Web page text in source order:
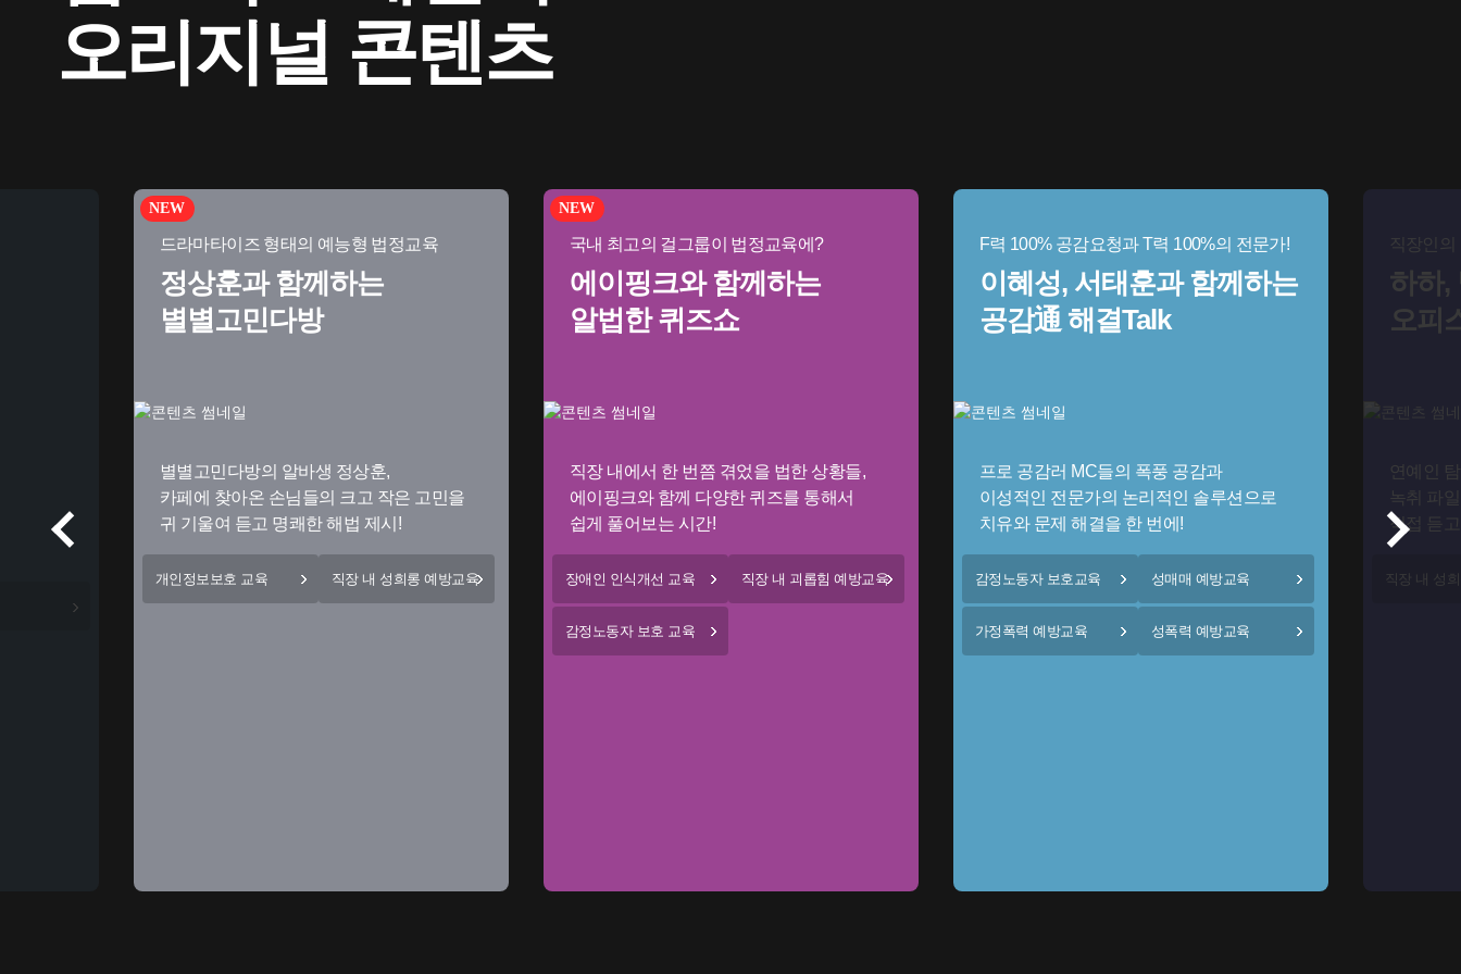
오리지널 콘텐츠
NEW
드라마타이즈 형태의 예능형 법정교육
정상훈과 함께하는
별별고민다방
별별고민다방의 알바생 정상훈,
카페에 찾아온 손님들의 크고 작은 고민을
귀 기울여 듣고 명쾌한 해법 제시!
개인정보보호 교육 직장 내 성희롱 예방교육
NEW
국내 최고의 걸그룹이 법정교육에?
에이핑크와 함께하는
알법한 퀴즈쇼
직장 내에서 한 번쯤 겪었을 법한 상황들,
에이핑크와 함께 다양한 퀴즈를 통해서
쉽게 풀어보는 시간!
장애인 인식개선 교육 직장 내 괴롭힘 예방교육
감정노동자 보호 교육
F력 100% 공감요청과 T력 100%의 전문가!
이혜성, 서태훈과 함께하는
공감通 해결Talk
프로 공감러 MC들의 폭풍 공감과
이성적인 전문가의 논리적인 솔루션으로
치유와 문제 해결을 한 번에!
감정노동자 보호교육 성매매 예방교육
가정폭력 예방교육 성폭력 예방교육
직장인의
하하,
오피
연예인
녹취 파
직접 듣
직장 내 성